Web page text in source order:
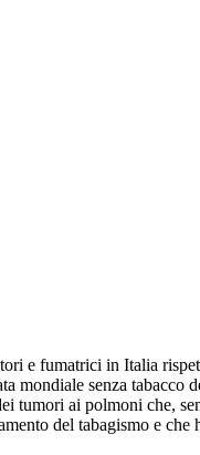
e fumatrici in Italia
mondiale senza tabacco
ai polmoni che,
del tabagismo e che